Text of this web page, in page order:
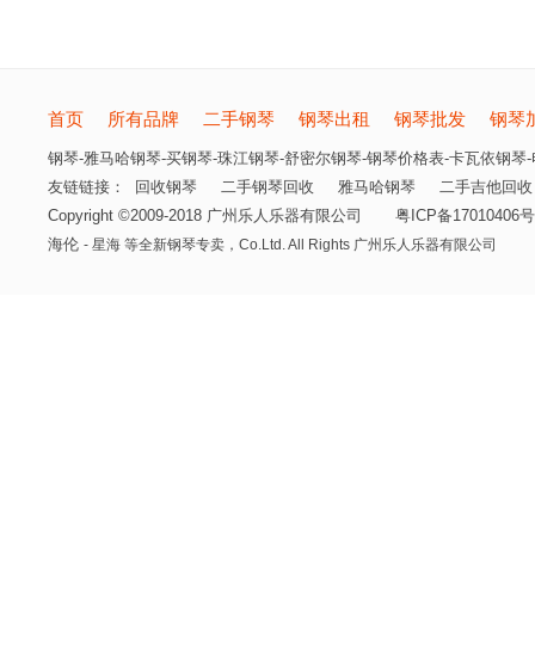
首页 所有品牌 二手钢琴 钢琴出租 钢琴批发 钢琴
钢琴-雅马哈钢琴-买钢琴-珠江钢琴-舒密尔钢琴-钢琴价格表-卡瓦依钢琴
友链链接：
回收钢琴 二手钢琴回收 雅马哈钢琴
二手吉他回收
Copyright ©2009-2018 广州乐人乐器有限公司
粤ICP备17010406
海伦 - 星海 等全新钢琴专卖， Co.Ltd. All Rights 广州乐人乐器有限公司